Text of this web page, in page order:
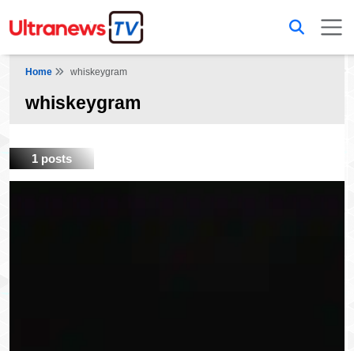
Home whiskeygram
whiskeygram
1 posts